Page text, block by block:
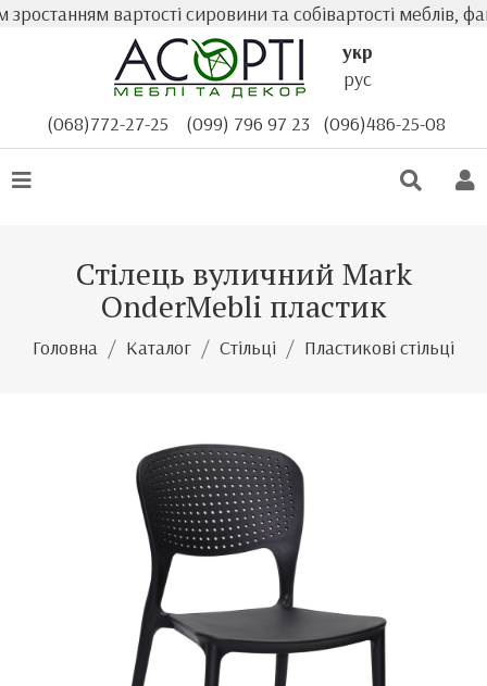
вартості сировини та собівартості меблів,
укр
рус
(068)772-27-25
(099) 796 97 23 (096)486-25-08
Стілець вуличний Mark
OnderMebli пластик
Головна Каталог Стільці Пластикові стільці